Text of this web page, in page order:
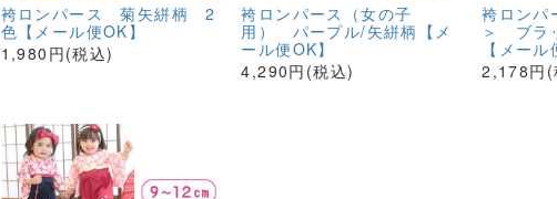
袴ロンパース 菊矢絣柄 2
色【メール便OK】
1,980円(税込)
袴ロンパース（女の子
用） パープル/矢絣柄【メ
ール便OK】
4,290円(税込)
袴ロンパ
＞ ブラ
【メー
2,178円(